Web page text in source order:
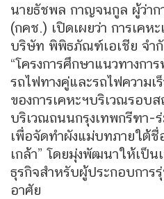
นายธัชพล กาญจนกูล ผู้ว่าก
(กคช.) เปิดเผยว่า การเค
บริษัท พิพิธภัณฑ์เอเชีย จำกั
“โครงการศึกษาแนวทางก
รถไฟทางคู่และรถไฟความเ
ของการเคหะฯบริเวณรอบ
บริเวณถนนกรุงเทพกรีฑา-
เพื่อจัดทำผังแม่บทภายใต้ชื่
เกล้า” โดยมุ่งพัฒนาให้เป็น
ธุรกิจสำหรับผู้ประกอบการ
อาศัย